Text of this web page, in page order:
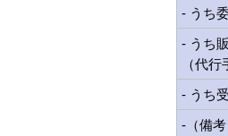
- うち
- うち
（代行
- うち
-（備考